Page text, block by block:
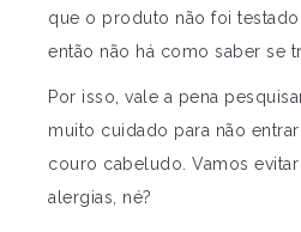
que o produto não foi
então não há como saber se
Por isso, vale a pena
muito cuidado para não
couro cabeludo. Vamos
alergias, né?